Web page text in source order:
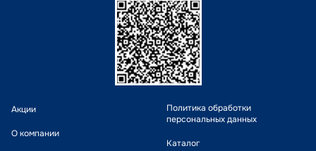
Акции
О компании
Политика обработки
персональных данных
Каталог